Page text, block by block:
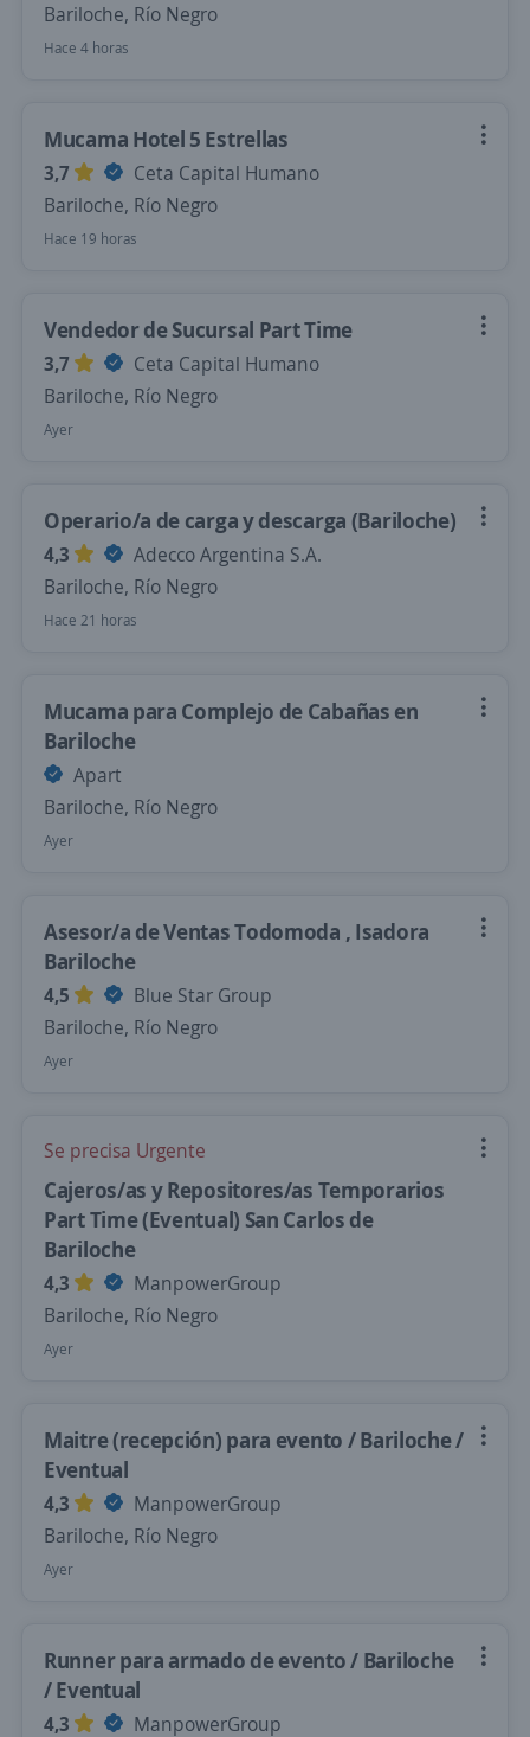
Bariloche, Río Negro
Hace 4 horas
Mucama Hotel 5 Estrellas
3,7
Ceta Capital Humano
Bariloche, Río Negro
Hace 19 horas
Vendedor de Sucursal Part Time
3,7
Ceta Capital Humano
Bariloche, Río Negro
Ayer
Operario/a de carga y descarga (Bariloche)
4,3
Adecco Argentina S.A.
Bariloche, Río Negro
Hace 21 horas
Mucama para Complejo de Cabañas en
Bariloche
Apart
Bariloche, Río Negro
Ayer
Asesor/a de Ventas Todomoda , Isadora
Bariloche
4,5
Blue Star Group
Bariloche, Río Negro
Ayer
Se precisa Urgente
Cajeros/as y Repositores/as Temporarios
Part Time (Eventual) San Carlos de
Bariloche
4,3
ManpowerGroup
Bariloche, Río Negro
Ayer
Maitre (recepción) para evento / Bariloche /
Eventual
4,3
ManpowerGroup
Bariloche, Río Negro
Ayer
Runner para armado de evento / Bariloche
/ Eventual
4,3 ManpowerGroup